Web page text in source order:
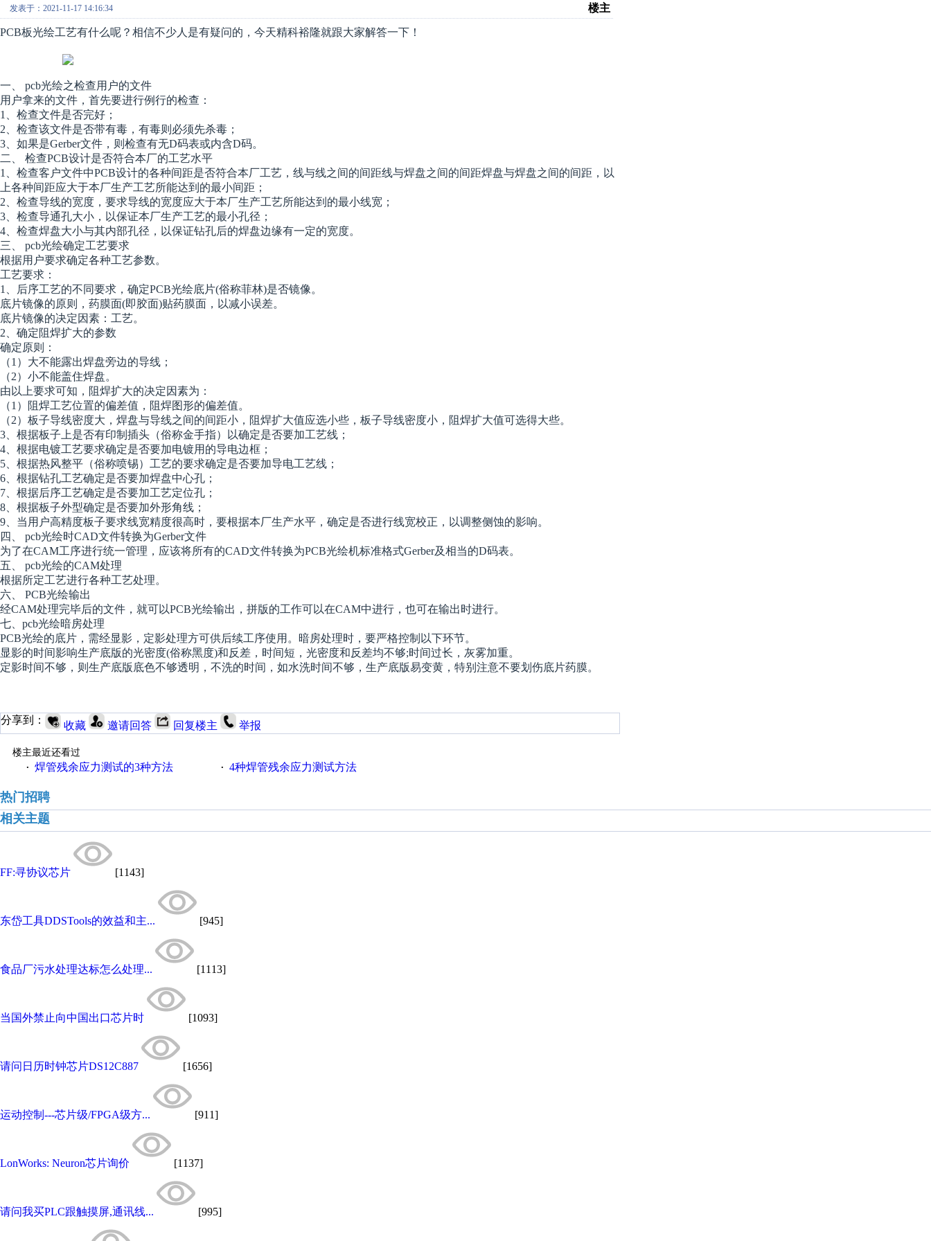
发表于：2021-11-17 14:16:34 楼主
PCB板光绘工艺有什么呢？相信不少人是有疑问的，今天精科裕隆就跟大家解答一下！
一、 pcb光绘之检查用户的文件
用户拿来的文件，首先要进行例行的检查：
1、检查文件是否完好；
2、检查该文件是否带有毒，有毒则必须先杀毒；
3、如果是Gerber文件，则检查有无D码表或内含D码。
二、 检查PCB设计是否符合本厂的工艺水平
1、检查客户文件中PCB设计的各种间距是否符合本厂工艺，线与线之间的间距线与焊盘之间的间距焊盘与焊盘之间的间距，以
上各种间距应大于本厂生产工艺所能达到的最小间距；
2、检查导线的宽度，要求导线的宽度应大于本厂生产工艺所能达到的最小线宽；
3、检查导通孔大小，以保证本厂生产工艺的最小孔径；
4、检查焊盘大小与其内部孔径，以保证钻孔后的焊盘边缘有一定的宽度。
三、 pcb光绘确定工艺要求
根据用户要求确定各种工艺参数。
工艺要求：
1、后序工艺的不同要求，确定PCB光绘底片(俗称菲林)是否镜像。
底片镜像的原则，药膜面(即胶面)贴药膜面，以减小误差。
底片镜像的决定因素：工艺。
2、确定阻焊扩大的参数
确定原则：
（1）大不能露出焊盘旁边的导线；
（2）小不能盖住焊盘。
由以上要求可知，阻焊扩大的决定因素为：
（1）阻焊工艺位置的偏差值，阻焊图形的偏差值。
（2）板子导线密度大，焊盘与导线之间的间距小，阻焊扩大值应选小些，板子导线密度小，阻焊扩大值可选得大些。
3、根据板子上是否有印制插头（俗称金手指）以确定是否要加工艺线；
4、根据电镀工艺要求确定是否要加电镀用的导电边框；
5、根据热风整平（俗称喷锡）工艺的要求确定是否要加导电工艺线；
6、根据钻孔工艺确定是否要加焊盘中心孔；
7、根据后序工艺确定是否要加工艺定位孔；
8、根据板子外型确定是否要加外形角线；
9、当用户高精度板子要求线宽精度很高时，要根据本厂生产水平，确定是否进行线宽校正，以调整侧蚀的影响。
四、 pcb光绘时CAD文件转换为Gerber文件
为了在CAM工序进行统一管理，应该将所有的CAD文件转换为PCB光绘机标准格式Gerber及相当的D码表。
五、 pcb光绘的CAM处理
根据所定工艺进行各种工艺处理。
六、 PCB光绘输出
经CAM处理完毕后的文件，就可以PCB光绘输出，拼版的工作可以在CAM中进行，也可在输出时进行。
七、pcb光绘暗房处理
PCB光绘的底片，需经显影，定影处理方可供后续工序使用。暗房处理时，要严格控制以下环节。
显影的时间影响生产底版的光密度(俗称黑度)和反差，时间短，光密度和反差均不够;时间过长，灰雾加重。
定影时间不够，则生产底版底色不够透明，不洗的时间，如水洗时间不够，生产底版易变黄，特别注意不要划伤底片药膜。
分享到： 收藏 邀请回答 回复楼主 举报
楼主最近还看过
· 焊管残余应力测试的3种方法 · 4种焊管残余应力测试方法
热门招聘
相关主题
FF:寻协议芯片 [1143]
东岱工具DDSTools的效益和主... [945]
食品厂污水处理达标怎么处理... [1113]
当国外禁止向中国出口芯片时 [1093]
请问日历时钟芯片DS12C887 [1656]
运动控制---芯片级/FPGA级方... [911]
LonWorks: Neuron芯片询价 [1137]
请问我买PLC跟触摸屏,通讯线... [995]